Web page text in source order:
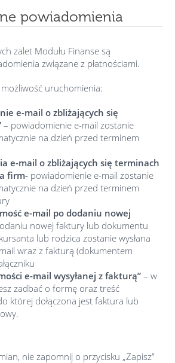
powiadomienia
zalet Modułu Finanse są
związane z płatnościami.
możliwość uruchomienia:
e-mail o zbliżających się
– powiadomienie e-mail zostanie
na dzień przed terminem
e-mail o zbliżających się terminach
firm- powiadomienie e-mail zostanie
na dzień przed terminem
e-mail po dodaniu nowej
nowej faktury lub dokumentu
lub rodzica zostanie wysłana
wraz z fakturą (dokumentem
e-mail wysyłanej z fakturą” – w
zadbać o formę oraz treść
której dołączona jest faktura lub
nie zapomnij o przycisku „Zapisz”